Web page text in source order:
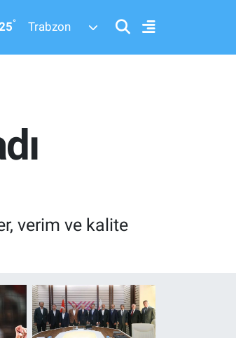
° Trabzon
verim ve kalite